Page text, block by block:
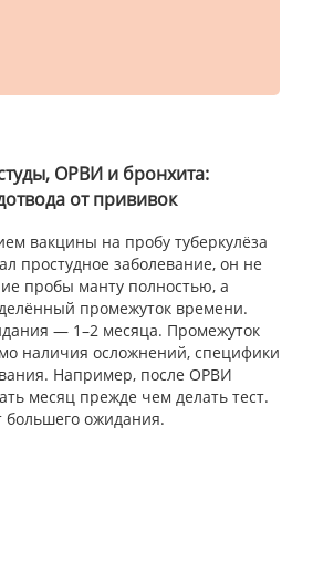
ОРВИ и бронхита:
от прививок
вакцины на пробу туберкулёза
простудное заболевание, он не
пробы манту полностью, а
промежуток времени.
— 1–2 месяца. Промежуток
наличия осложнений, специфики
Например, после ОРВИ
месяц прежде чем делать тест.
большего ожидания.